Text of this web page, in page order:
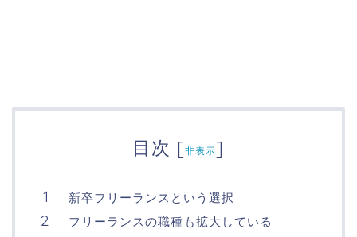
目次 [非表示]
新卒フリーランスという選択
フリーランスの職種も拡大している